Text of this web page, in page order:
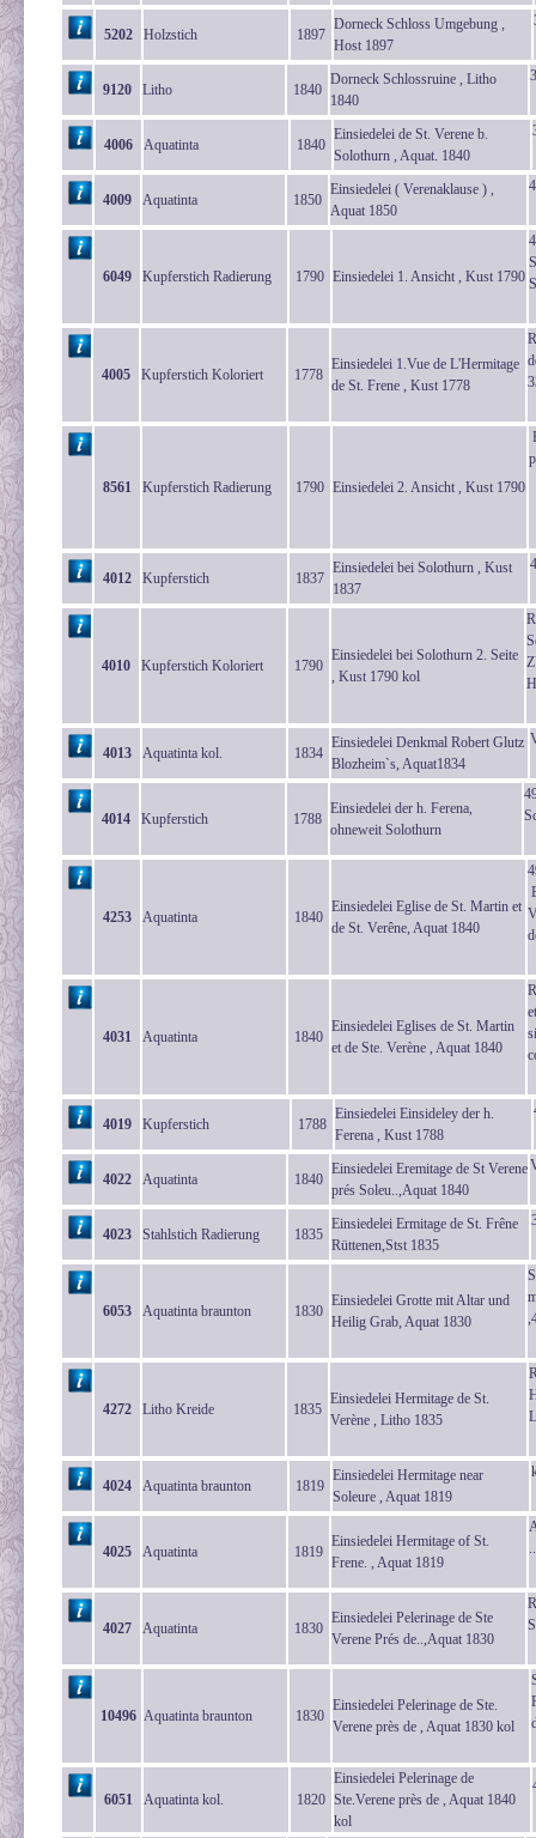
5202 Holzstich 1897
Dorneck Schloss Umgebung ,
Host 1897
9120 Litho 1840
Dorneck Schlossruine , Litho
1840
4006 Aquatinta 1840
Einsiedelei de St. Verene b.
Solothurn , Aquat. 1840
4009 Aquatinta 1850
Einsiedelei ( Verenaklause ) ,
Aquat 1850
6049 Kupferstich Radierung 1790 Einsiedelei 1. Ansicht , Kust 1790
4005 Kupferstich Koloriert 1778
Einsiedelei 1.Vue de L'Hermitage
de St. Frene , Kust 1778
8561 Kupferstich Radierung 1790 Einsiedelei 2. Ansicht , Kust 1790
4012 Kupferstich 1837
Einsiedelei bei Solothurn , Kust
1837
4010 Kupferstich Koloriert 1790
Einsiedelei bei Solothurn 2. Seite
, Kust 1790 kol
4013 Aquatinta kol. 1834
Einsiedelei Denkmal Robert Glutz
Blozheim`s, Aquat1834
4014 Kupferstich 1788
Einsiedelei der h. Ferena,
ohneweit Solothurn
4253 Aquatinta 1840
Einsiedelei Eglise de St. Martin et
de St. Verêne, Aquat 1840
4031 Aquatinta 1840
Einsiedelei Eglises de St. Martin
et de Ste. Verène , Aquat 1840
4019 Kupferstich 1788
Einsiedelei Einsideley der h.
Ferena , Kust 1788
4022 Aquatinta 1840
Einsiedelei Eremitage de St Verene
prés Soleu..,Aquat 1840
4023 Stahlstich Radierung 1835
Einsiedelei Ermitage de St. Frêne
Rüttenen,Stst 1835
6053 Aquatinta braunton 1830
Einsiedelei Grotte mit Altar und
Heilig Grab, Aquat 1830
4272 Litho Kreide 1835
Einsiedelei Hermitage de St.
Verène , Litho 1835
4024 Aquatinta braunton 1819
Einsiedelei Hermitage near
Soleure , Aquat 1819
4025 Aquatinta 1819
Einsiedelei Hermitage of St.
Frene. , Aquat 1819
4027 Aquatinta 1830
Einsiedelei Pelerinage de Ste
Verene Prés de..,Aquat 1830
10496 Aquatinta braunton 1830
Einsiedelei Pelerinage de Ste.
Verene près de , Aquat 1830 kol
6051 Aquatinta kol. 1820
Einsiedelei Pelerinage de
Ste.Verene près de , Aquat 1840
kol